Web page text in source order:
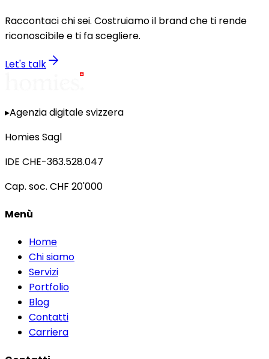
Raccontaci chi sei. Costruiamo il brand che ti rende
riconoscibile e ti fa scegliere.
Let's talk
▸Agenzia digitale svizzera
Homies Sagl
IDE CHE-363.528.047
Cap. soc. CHF 20'000
Menù
Home
Chi siamo
Servizi
Portfolio
Blog
Contatti
Carriera